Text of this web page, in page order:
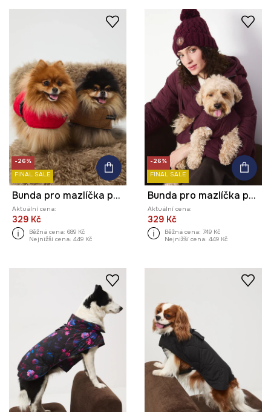
-26%
FINAL SALE
Bunda pro mazlíčka prošívaná
Aktuální cena:
329 Kč
Běžná cena: 689 Kč
Nejnižší cena: 449 Kč
-26%
FINAL SALE
Bunda pro mazlíčka prošívaná
Aktuální cena:
329 Kč
Běžná cena: 749 Kč
Nejnižší cena: 449 Kč